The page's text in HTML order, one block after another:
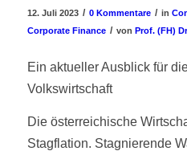
12. Juli 2023 / 0 Kommentare / in
Corporate Finance / von Prof. (FH)
Ein aktueller Ausblick für
Volkswirtschaft
Die österreichische
Stagflation. Stagnierende